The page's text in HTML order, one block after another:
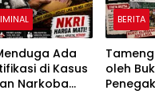
Ada
di Kasus
Narkoba
BERITA
oleh